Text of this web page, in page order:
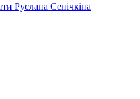
Руслана Сенічкіна